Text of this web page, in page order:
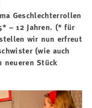
Geschlechterrollen
– 12 Jahren. (* für
wir nun erfreut
(wie auch
neueren Stück